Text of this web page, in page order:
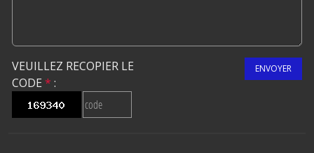
VEUILLEZ RECOPIER LE
CODE * :
ENVOYER